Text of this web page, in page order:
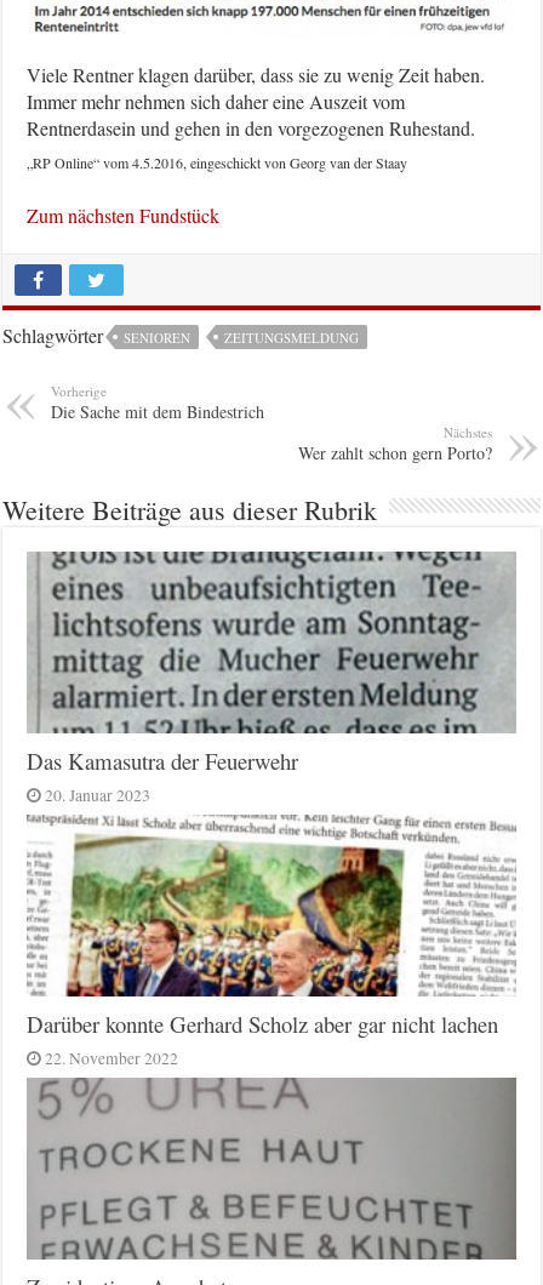
Viele Rentner klagen darüber, dass sie zu wenig Zeit haben.
Immer mehr nehmen sich daher eine Auszeit vom
Rentnerdasein und gehen in den vorgezogenen Ruhestand.
„RP Online“ vom 4.5.2016, eingeschickt von Georg van der Staay
Zum nächsten Fundstück
Schlagwörter SENIOREN ZEITUNGSMELDUNG
Vorherige
Die Sache mit dem Bindestrich
Nächstes
Wer zahlt schon gern Porto?
Weitere Beiträge aus dieser Rubrik
Das Kamasutra der Feuerwehr
20. Januar 2023
Darüber konnte Gerhard Scholz aber gar nicht lachen
22. November 2022